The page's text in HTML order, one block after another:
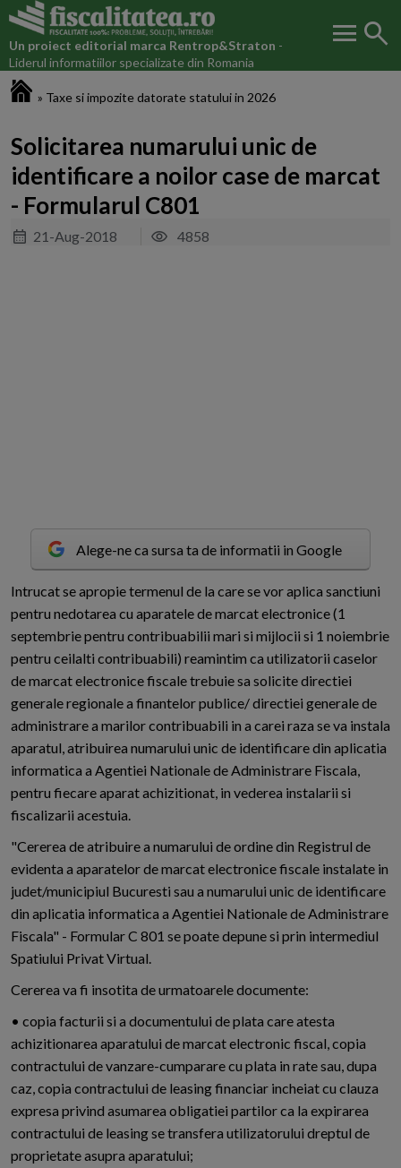
Un proiect editorial marca Rentrop&Straton -
Liderul informatiilor specializate din Romania
menu search
» Taxe si impozite datorate statului in 2026
Solicitarea numarului unic de
identificare a noilor case de marcat
- Formularul C801
21-Aug-2018 4858
Alege-ne ca sursa ta de informatii in Google
Intrucat se apropie termenul de la care se vor aplica sanctiuni
pentru nedotarea cu aparatele de marcat electronice (1
septembrie pentru contribuabilii mari si mijlocii si 1 noiembrie
pentru ceilalti contribuabili) reamintim ca utilizatorii caselor
de marcat electronice fiscale trebuie sa solicite directiei
generale regionale a finantelor publice/ directiei generale de
administrare a marilor contribuabili in a carei raza se va instala
aparatul, atribuirea numarului unic de identificare din aplicatia
informatica a Agentiei Nationale de Administrare Fiscala,
pentru fiecare aparat achizitionat, in vederea instalarii si
fiscalizarii acestuia.
"Cererea de atribuire a numarului de ordine din Registrul de
evidenta a aparatelor de marcat electronice fiscale instalate in
judet/municipiul Bucuresti sau a numarului unic de identificare
din aplicatia informatica a Agentiei Nationale de Administrare
Fiscala" - Formular C 801 se poate depune si prin intermediul
Spatiului Privat Virtual.
Cererea va fi insotita de urmatoarele documente:
• copia facturii si a documentului de plata care atesta
achizitionarea aparatului de marcat electronic fiscal, copia
contractului de vanzare-cumparare cu plata in rate sau, dupa
caz, copia contractului de leasing financiar incheiat cu clauza
expresa privind asumarea obligatiei partilor ca la expirarea
contractului de leasing se transfera utilizatorului dreptul de
proprietate asupra aparatului;